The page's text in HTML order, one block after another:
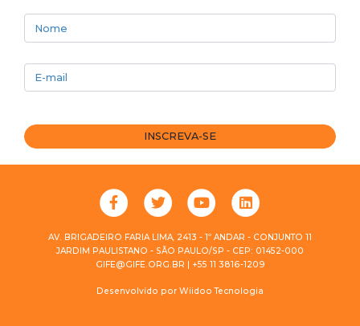
INSCREVA-SE
AV. BRIGADEIRO FARIA LIMA, 2413 - 1º ANDAR - CONJUNTO 11
JARDIM PAULISTANO - SÃO PAULO/SP - CEP: 01452-000
GIFE@GIFE.ORG.BR | +55 11 3816-1209
Desenvolvido por Wiidoo Tecnologia